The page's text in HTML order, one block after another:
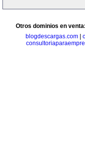
Otros dominios en venta:
blogdescargas.com|